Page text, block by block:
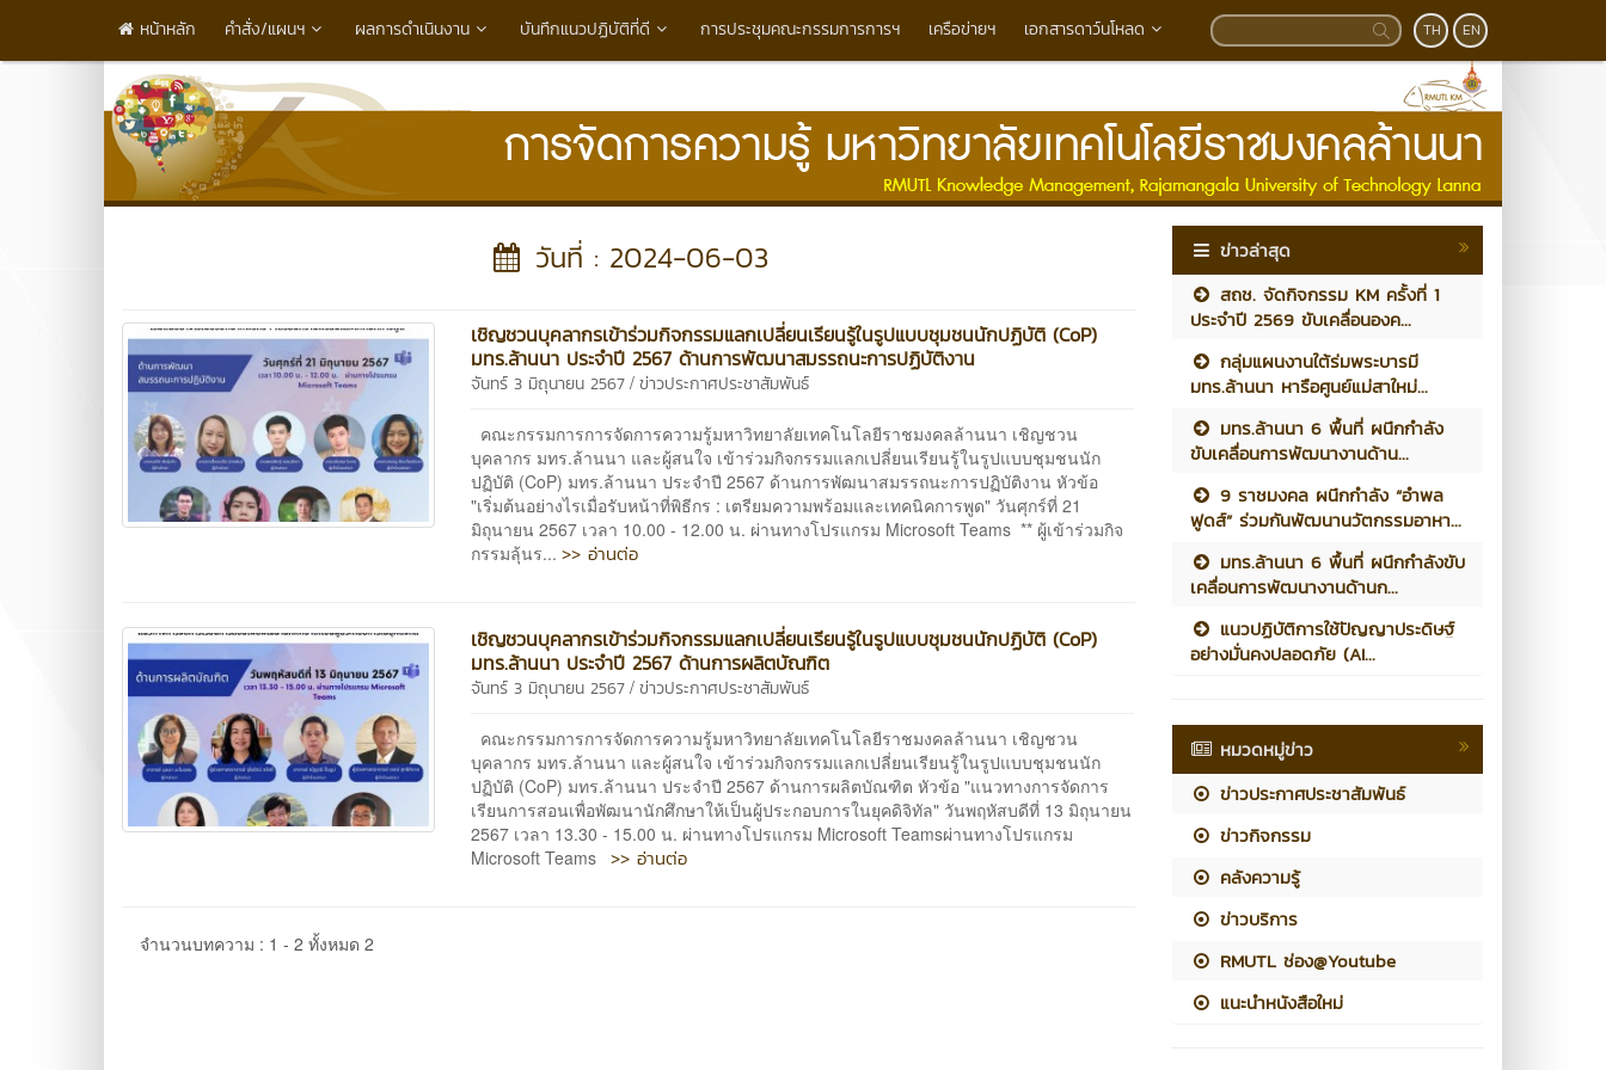
หน้าหลัก คำสั่ง/แผนฯ ผลการดำเนินงาน บันทึกแนวปฏิบัติที่ดี การประชุมคณะกรรมการการฯ เครือข่ายฯ เอกสารดาว์นโหลด TH EN
วันที่ : 2024-06-03
เชิญชวนบุคลากรเข้าร่วมกิจกรรมแลกเปลี่ยนเรียนรู้ในรูปแบบชุมชนนักปฏิบัติ (CoP)
มทร.ล้านนา ประจำปี 2567 ด้านการพัฒนาสมรรถนะการปฏิบัติงาน
จันทร์ 3 มิถุนายน 2567 /ข่าวประกาศประชาสัมพันธ์
คณะกรรมการการจัดการความรู้มหาวิทยาลัยเทคโนโลยีราชมงคลล้านนา เชิญชวน
บุคลากร มทร.ล้านนา และผู้สนใจ เข้าร่วมกิจกรรมแลกเปลี่ยนเรียนรู้ในรูปแบบชุมชนนัก
ปฏิบัติ (CoP) มทร.ล้านนา ประจำปี 2567 ด้านการพัฒนาสมรรถนะการปฏิบัติงาน หัวข้อ
"เริ่มต้นอย่างไรเมื่อรับหน้าที่พิธีกร : เตรียมความพร้อมและเทคนิคการพูด" วันศุกร์ที่ 21
มิถุนายน 2567 เวลา 10.00 - 12.00 น. ผ่านทางโปรแกรม Microsoft Teams ** ผู้เข้าร่วมกิจ
กรรมลุ้นร...>> อ่านต่อ
เชิญชวนบุคลากรเข้าร่วมกิจกรรมแลกเปลี่ยนเรียนรู้ในรูปแบบชุมชนนักปฏิบัติ (CoP)
มทร.ล้านนา ประจำปี 2567 ด้านการผลิตบัณฑิต
จันทร์ 3 มิถุนายน 2567 /ข่าวประกาศประชาสัมพันธ์
คณะกรรมการการจัดการความรู้มหาวิทยาลัยเทคโนโลยีราชมงคลล้านนา เชิญชวน
บุคลากร มทร.ล้านนา และผู้สนใจ เข้าร่วมกิจกรรมแลกเปลี่ยนเรียนรู้ในรูปแบบชุมชนนัก
ปฏิบัติ (CoP) มทร.ล้านนา ประจำปี 2567 ด้านการผลิตบัณฑิต หัวข้อ "แนวทางการจัดการ
เรียนการสอนเพื่อพัฒนานักศึกษาให้เป็นผู้ประกอบการในยุคดิจิทัล" วันพฤหัสบดีที่ 13 มิถุนายน
2567 เวลา 13.30 - 15.00 น. ผ่านทางโปรแกรม Microsoft Teamsผ่านทางโปรแกรม
Microsoft Teams>> อ่านต่อ
จำนวนบทความ : 1 - 2 ทั้งหมด 2
ข่าวล่าสุด
สถช. จัดกิจกรรม KM ครั้งที่ 1
ประจำปี 2569 ขับเคลื่อนองค...
กลุ่มแผนงานใต้ร่มพระบารมี
มทร.ล้านนา หารือศูนย์แม่สาใหม่...
มทร.ล้านนา 6 พื้นที่ ผนึกกำลัง
ขับเคลื่อนการพัฒนางานด้าน...
9 ราชมงคล ผนึกกำลัง “อำพล
ฟูดส์” ร่วมกันพัฒนานวัตกรรมอาหา...
มทร.ล้านนา 6 พื้นที่ ผนึกกำลังขับ
เคลื่อนการพัฒนางานด้านก...
แนวปฏิบัติการใช้ปัญญาประดิษฐ์
อย่างมั่นคงปลอดภัย (AI...
หมวดหมู่ข่าว
ข่าวประกาศประชาสัมพันธ์
ข่าวกิจกรรม
คลังความรู้
ข่าวบริการ
RMUTL ช่อง@Youtube
แนะนำหนังสือใหม่